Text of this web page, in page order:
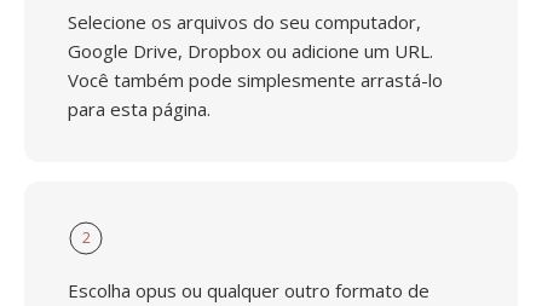
Selecione os arquivos do seu computador,
Google Drive, Dropbox ou adicione um URL.
Você também pode simplesmente arrastá-lo
para esta página.
2
Escolha opus ou qualquer outro formato de